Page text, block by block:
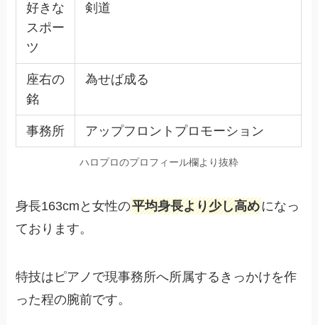
好きな
スポー
ツ
剣道
座右の
銘
為せば成る
事務所 アップフロントプロモーション
ハロプロのプロフィール欄より抜粋
身長163cmと女性の平均身長より少し高めになっ
ております。
特技はピアノで現事務所へ所属するきっかけを作
った程の腕前です。